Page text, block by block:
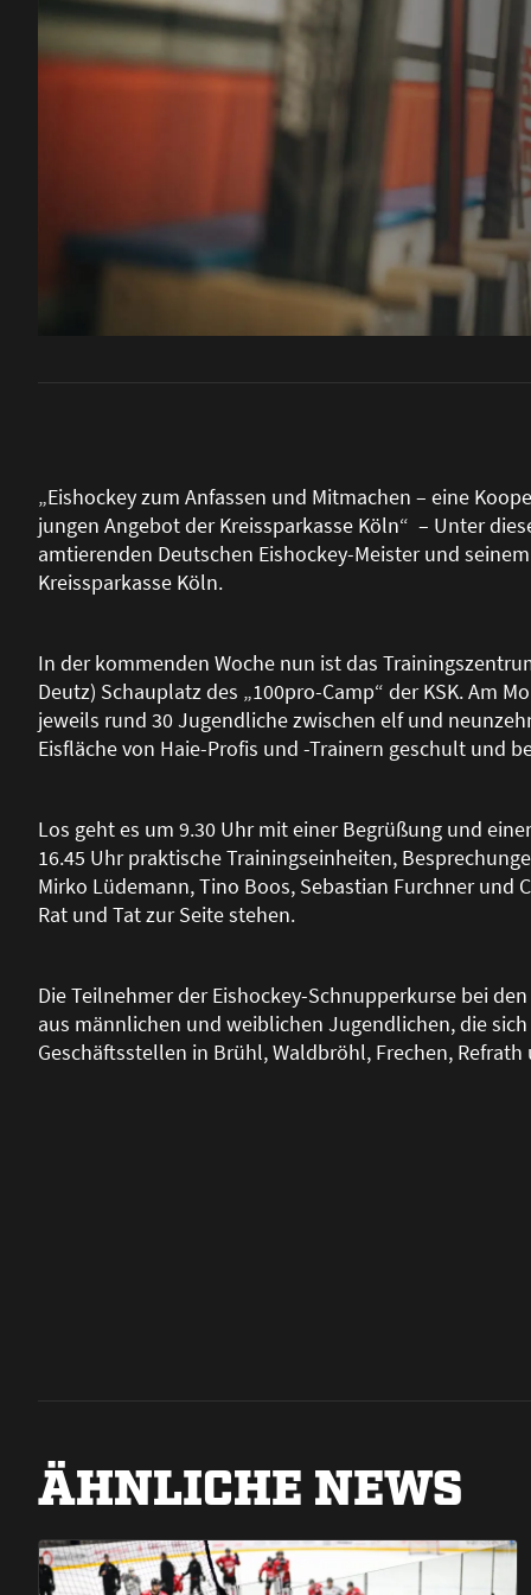
„Eishockey zum Anfassen und Mitmachen – eine
jungen Angebot der Kreissparkasse Köln“ – Unter
amtierenden Deutschen Eishockey-Meister und
Kreissparkasse Köln.
In der kommenden Woche nun ist das
Deutz) Schauplatz des „100pro-Camp“ der KSK. Am
jeweils rund 30 Jugendliche zwischen elf und
Eisfläche von Haie-Profis und -Trainern geschult und
Los geht es um 9.30 Uhr mit einer Begrüßung und
16.45 Uhr praktische Trainingseinheiten,
Mirko Lüdemann, Tino Boos, Sebastian Furchner
Rat und Tat zur Seite stehen.
Die Teilnehmer der Eishockey-Schnupperkurse bei
aus männlichen und weiblichen Jugendlichen, die
Geschäftsstellen in Brühl, Waldbröhl, Frechen,
ÄHNLICHE NEWS